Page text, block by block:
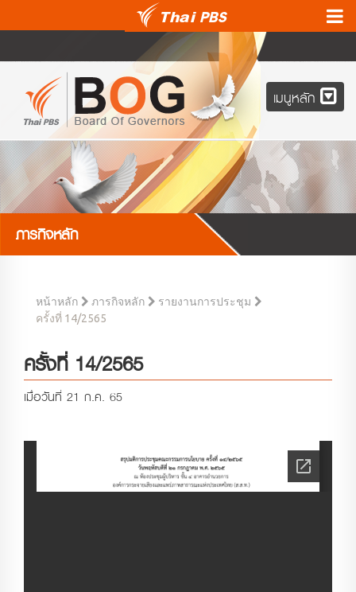
เมนูหลัก
ภารกิจหลัก
หน้าหลัก ภารกิจหลัก รายงานการประชุม
ครั้งที่ 14/2565
ครั้งที่ 14/2565
เมื่อวันที่ 21 ก.ค. 65